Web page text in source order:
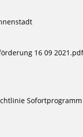
16 09 2021.pdf
Sofortprogramm